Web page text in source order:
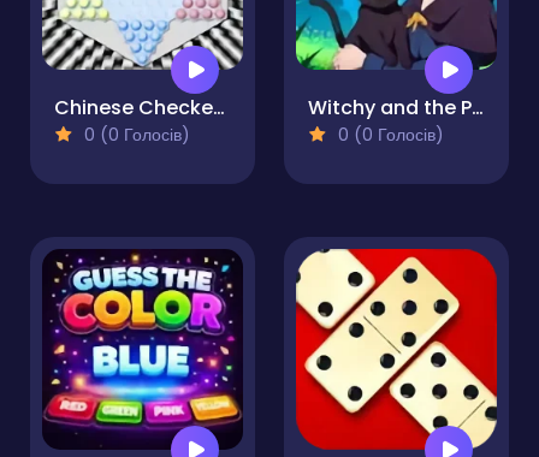
Chinese Checkers Master
0 (0 Голосів)
Witchy and the Puzzle Adventures
0 (0 Голосів)